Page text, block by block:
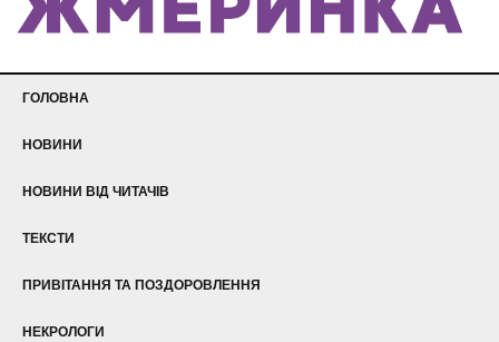
ГОЛОВНА
НОВИНИ
НОВИНИ ВІД ЧИТАЧІВ
ТЕКСТИ
ПРИВІТАННЯ ТА ПОЗДОРОВЛЕННЯ
НЕКРОЛОГИ